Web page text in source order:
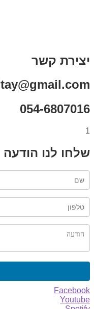
יצירת קשר
054-6807016
1
שלחו לנו הודעה
Facebook
Youtube